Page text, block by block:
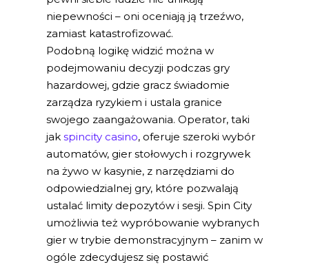
niepewności – oni oceniają ją trzeźwo,
zamiast katastrofizować.
Podobną logikę widzić można w
podejmowaniu decyzji podczas gry
hazardowej, gdzie gracz świadomie
zarządza ryzykiem i ustala granice
swojego zaangażowania. Operator, taki
jak spincity casino, oferuje szeroki wybór
automatów, gier stołowych i rozgrywek
na żywo w kasynie, z narzędziami do
odpowiedzialnej gry, które pozwalają
ustalać limity depozytów i sesji. Spin City
umożliwia też wypróbowanie wybranych
gier w trybie demonstracyjnym – zanim w
ogóle zdecydujesz się postawić